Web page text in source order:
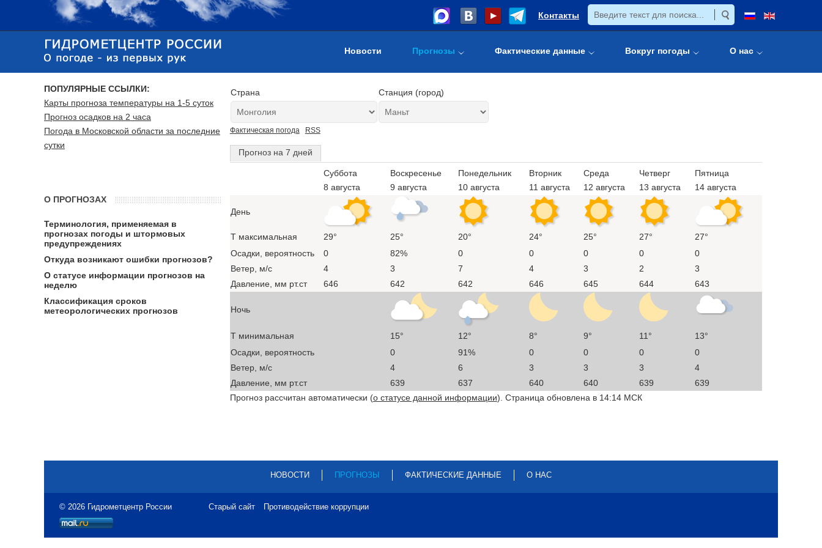
Контакты
Новости Прогнозы Фактические данные Вокруг погоды О нас
Страна Станция (город)
Фактическая погода RSS
Прогноз на 7 дней
Суббота
8 августа
Воскресенье
9 августа
Понедельник
10 августа
Вторник
11 августа
Среда
12 августа
Четверг
13 августа
Пятница
14 августа
День
T максимальная 29° 25° 20° 24° 25° 27°
27°
Осадки, вероятность
0 82% 0 0 0 0
0
Ветер, м/с
4 3 7 4 3 2
3
Давление, мм рт.ст
646 642 642 646 645 644 643
Ночь
T минимальная 15° 12° 8° 9° 11°
13°
Осадки, вероятность
0 91% 0 0 0
0
Ветер, м/с
4 6 3 3 3
4
Давление, мм рт.ст
639 637 640 640 639
639
Прогноз рассчитан автоматически (о статусе данной информации). Страница обновлена в 14:14 МСК
ПОПУЛЯРНЫЕ ССЫЛКИ:
Карты прогноза температуры на 1-5 суток
Прогноз осадков на 2 часа
Погода в Московской области за последние
сутки
О ПРОГНОЗАХ
Терминология, применяемая в
прогнозах погоды и штормовых
предупреждениях
Откуда возникают ошибки прогнозов?
О статусе информации прогнозов на
неделю
Классификация сроков
метеорологических прогнозов
НОВОСТИ ПРОГНОЗЫ ФАКТИЧЕСКИЕ ДАННЫЕ О НАС
© 2026 Гидрометцентр России Старый сайт Противодействие коррупции